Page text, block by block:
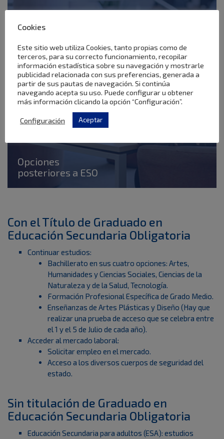
Opciones
posteriores a ESO
Con el Título de Graduado en
Educación Secundaria Obligatoria
Continuar estudios:
Bachillerato en sus cuatro opciones: Artes,
Humanidades y Ciencias Sociales, Ciencias de la
Naturaleza y de la Salud, Tecnología.
Formación Profesional Específica de Grado Medio.
Enseñanzas de Artes Plásticas y Diseño (Hay que
realizar una prueba de acceso que se celebra entre
el 1 y el 5 de Julio de cada año).
Acceder al mercado laboral:
Solicitar empleo en el mercado.
Acceso a los diversos cuerpos de seguridad del
estado.
Sin titulación de Graduado en
Educación Secundaria Obligatoria
Educación Secundaria para adultos (ESA): estudios
Cookies
Este sitio web utiliza Cookies, tanto propias como de
terceros, para su correcto funcionamiento, recopilar
información estadística sobre su navegación y mostrarle
publicidad relacionada con sus preferencias, generada a
partir de sus pautas de navegación. Si continúa
navegando acepta su uso. Puede configurar u obtener
más información clicando la opción “Configuración”.
Configuración Aceptar